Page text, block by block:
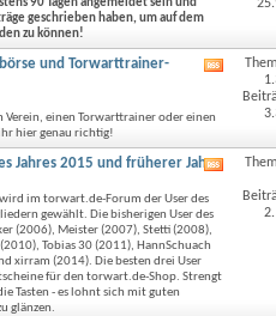
90 Tagen angemeldet sein und
geschrieben haben, um auf dem
zu können!
Forums
und Torwarttrainer-
Verein, einen Torwarttrainer oder einen
hier genau richtig!
RSS-
dieses
Forums
Jahres 2015 und früherer Jahre
wird im torwart.de-Forum der User des
gewählt. Die bisherigen User des
(2006), Meister (2007), Stetti (2008),
Tobias 30 (2011), HannSchuach
xirram (2014). Die besten drei User
für den torwart.de-Shop. Strengt
Tasten - es lohnt sich mit guten
glänzen.
RSS-
dieses
Forums